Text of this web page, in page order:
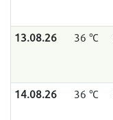
13.08.26 36 °C
14.08.26 36 °C